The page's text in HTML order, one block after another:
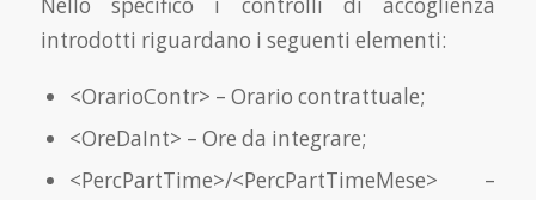
Nello specifico i controlli di accoglienza
introdotti riguardano i seguenti elementi:
<OrarioContr> – Orario contrattuale;
<OreDaInt> – Ore da integrare;
<PercPartTime>/<PercPartTimeMese> –